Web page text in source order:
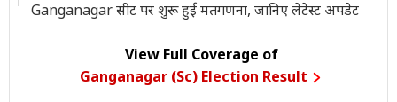
Ganganagar सीट पर शुरू हुई मतगणना, जानिए लेटेस्ट अपडेट
View Full Coverage of
Ganganagar (Sc) Election Result